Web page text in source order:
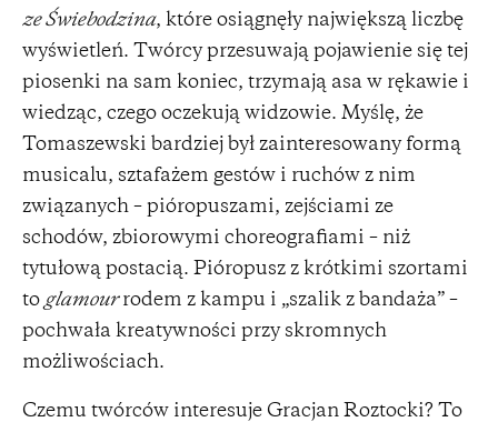
ze Świebodzina, które osiągnęły największą liczbę
wyświetleń. Twórcy przesuwają pojawienie się tej
piosenki na sam koniec, trzymają asa w rękawie i
wiedząc, czego oczekują widzowie. Myślę, że
Tomaszewski bardziej był zainteresowany formą
musicalu, sztafażem gestów i ruchów z nim
związanych – pióropuszami, zejściami ze
schodów, zbiorowymi choreografiami – niż
tytułową postacią. Pióropusz z krótkimi szortami
to glamourrodem z kampu i „szalik z bandaża” –
pochwała kreatywności przy skromnych
możliwościach.
Czemu twórców interesuje Gracjan Roztocki? To